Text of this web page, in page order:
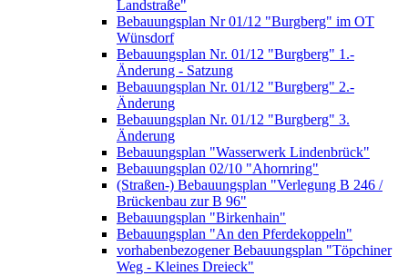
Landstraße"
Bebauungsplan Nr 01/12 "Burgberg" im OT
Wünsdorf
Bebauungsplan Nr. 01/12 "Burgberg" 1.-
Änderung - Satzung
Bebauungsplan Nr. 01/12 "Burgberg" 2.-
Änderung
Bebauungsplan Nr. 01/12 "Burgberg" 3.
Änderung
Bebauungsplan "Wasserwerk Lindenbrück"
Bebauungsplan 02/10 "Ahornring"
(Straßen-) Bebauungsplan "Verlegung B 246 /
Brückenbau zur B 96"
Bebauungsplan "Birkenhain"
Bebauungsplan "An den Pferdekoppeln"
vorhabenbezogener Bebauungsplan "Töpchiner
Weg - Kleines Dreieck"